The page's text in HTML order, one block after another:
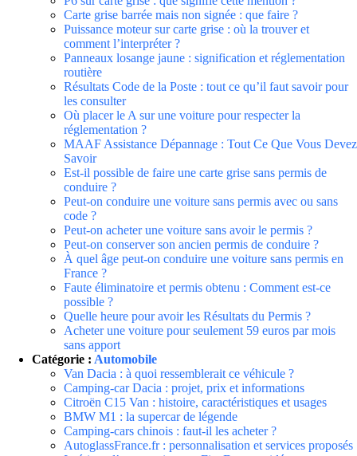
Carte grise barrée mais non signée : que faire ?
Puissance moteur sur carte grise : où la trouver et
comment l’interpréter ?
Panneaux losange jaune : signification et réglementation
routière
Résultats Code de la Poste : tout ce qu’il faut savoir pour
les consulter
Où placer le A sur une voiture pour respecter la
réglementation ?
MAAF Assistance Dépannage : Tout Ce Que Vous Devez
Savoir
Est-il possible de faire une carte grise sans permis de
conduire ?
Peut-on conduire une voiture sans permis avec ou sans
code ?
Peut-on acheter une voiture sans avoir le permis ?
Peut-on conserver son ancien permis de conduire ?
À quel âge peut-on conduire une voiture sans permis en
France ?
Faute éliminatoire et permis obtenu : Comment est-ce
possible ?
Quelle heure pour avoir les Résultats du Permis ?
Acheter une voiture pour seulement 59 euros par mois
sans apport
Catégorie : Automobile
Van Dacia : à quoi ressemblerait ce véhicule ?
Camping-car Dacia : projet, prix et informations
Citroën C15 Van : histoire, caractéristiques et usages
BMW M1 : la supercar de légende
Camping-cars chinois : faut-il les acheter ?
AutoglassFrance.fr : personnalisation et services proposés